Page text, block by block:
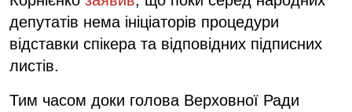
депутатів нема ініціаторів процедури
відставки спікера та відповідних підписних
листів.
Тим часом доки голова Верховної Ради